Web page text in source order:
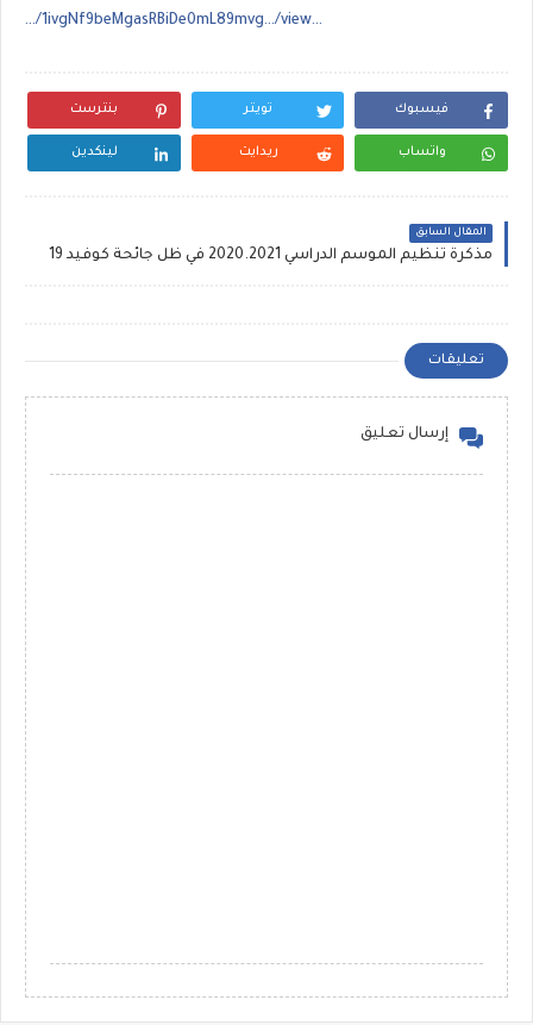
…/1ivgNf9beMgasRBiDe0mL89mvg…/view…
فيسبوك تويتر بنترست
واتساب ريدايت لينكدين
المقال السابق
مذكرة تنظيم الموسم الدراسي 2020.2021 في ظل جائحة كوفيد 19
تعليقات
إرسال تعليق